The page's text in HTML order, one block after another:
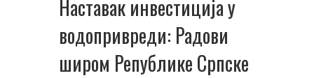
Наставак инвестиција у
водопривреди: Радови
широм Републике Српске